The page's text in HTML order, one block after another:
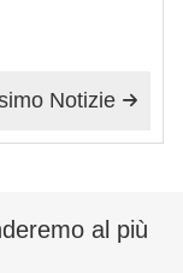

Notizie
al più